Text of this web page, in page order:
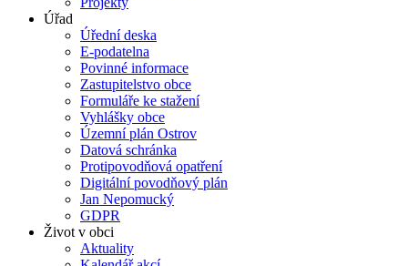
Úřad
Úřední deska
E-podatelna
Povinné informace
Zastupitelstvo obce
Formuláře ke stažení
Vyhlášky obce
Územní plán Ostrov
Datová schránka
Protipovodňová opatření
Digitální povodňový plán
Jan Nepomucký
GDPR
Život v obci
Aktuality